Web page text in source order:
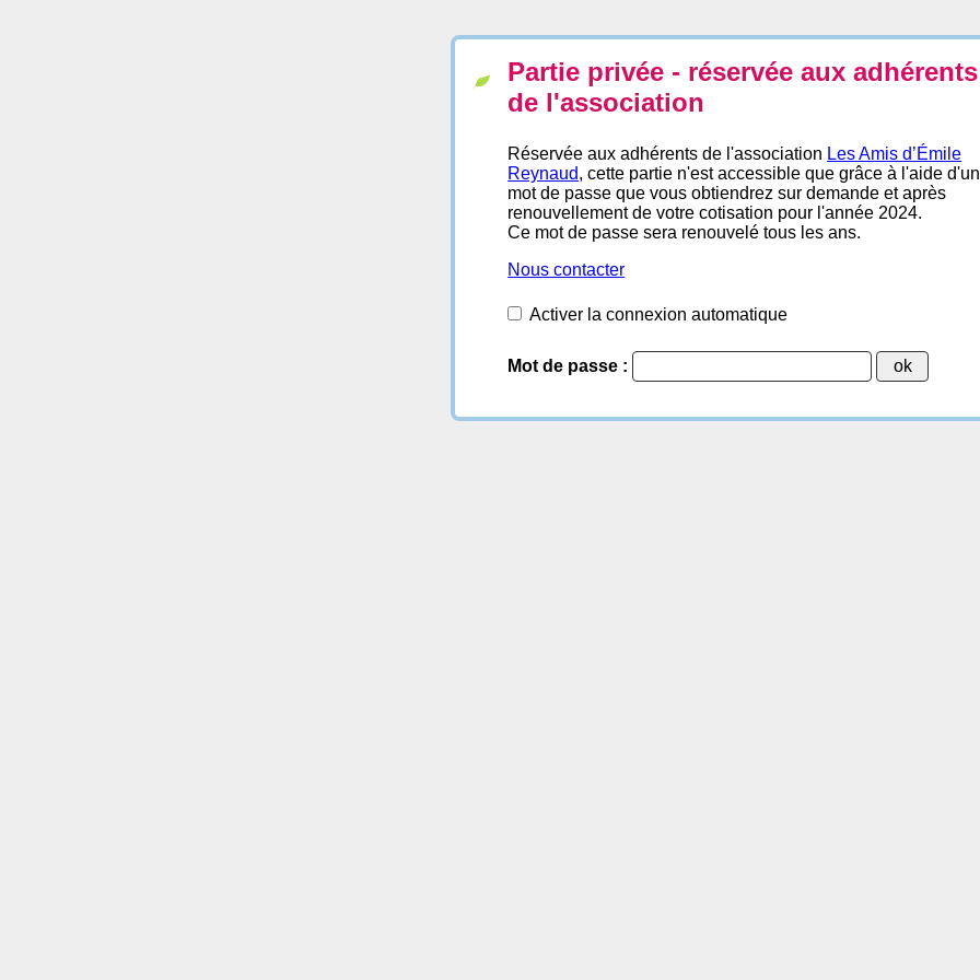
Partie privée - réservée aux adhérents
de l'association
Réservée aux adhérents de l'association Les Amis d’Émile
Reynaud, cette partie n'est accessible que grâce à l'aide d'un
mot de passe que vous obtiendrez sur demande et après
renouvellement de votre cotisation pour l'année 2024.
Ce mot de passe sera renouvelé tous les ans.
Nous contacter
Activer la connexion automatique
Mot de passe :